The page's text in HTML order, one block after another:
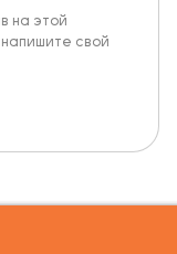
на этой
свой